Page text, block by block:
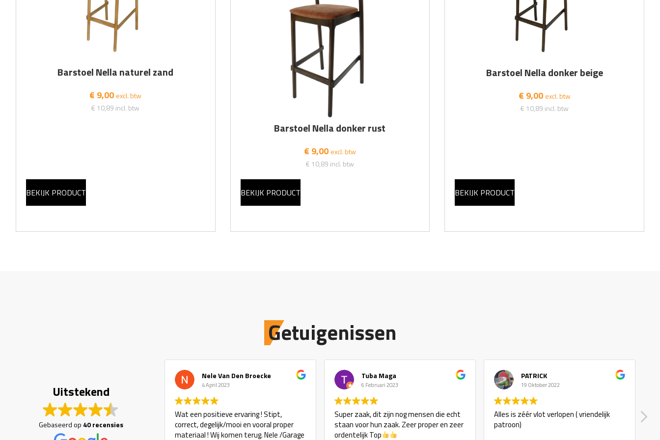
Barstoel Nella naturel zand
€ 9,00 excl. btw
€ 10,89 incl. btw
BEKIJK PRODUCT
Barstoel Nella donker rust
€ 9,00 excl. btw
€ 10,89 incl. btw
BEKIJK PRODUCT
Barstoel Nella donker beige
€ 9,00 excl. btw
€ 10,89 incl. btw
BEKIJK PRODUCT
Getuigenissen
Uitstekend
Gebaseerd op 40 recensies
Nele Van Den Broecke
4 April 2023
Wat een positieve ervaring ! Stipt,
correct, degelijk/mooi en vooral proper
materiaal ! Wij komen terug. Nele /Garage
Tuba Maga
6 Februari 2023
Super zaak, dit zijn nog mensen die echt
staan voor hun zaak. Zeer proper en zeer
ordentelijk Top
PATRICK
19 Oktober 2022
patroon)
goede